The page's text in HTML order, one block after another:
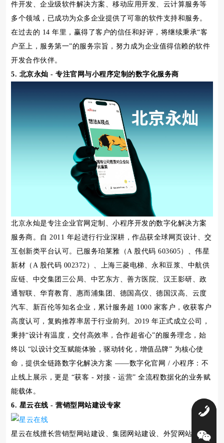
件开发、企业级软件解决方案、移动应用开发、云计算服务等
多个领域，已成功为众多企业提供了可靠的软件支持和服务。
在过去的 14 年里，赢得了客户的信任和好评，将继续秉承“客
户至上，服务第一”的服务宗旨，努力成为企业值得信赖的软件
开发合作伙伴。
5. 北京永灿 - 专注官网与小程序定制的数字化服务商
北京永灿是专注企业官网定制、小程序开发的数字化解决方案
服务商。自 2011 年起进行行业深耕，作品获全球网页设计、交
互创新类平台认可。已服务珀莱雅（A 股代码 603605）、伟星
新材（A 股代码 002372）、上海三菱电梯、永和豆浆、中航供
应链、中交集团三公局、中艺东方、善方医院、汉王影研、政
通智联、华育教育、惠而浦集团、德国高仪、德国汉高、云度
汽车、新百伦等知名企业，累计服务超 1000 家客户，收获客户
高度认可，复购推荐率居于行业前列。2019 年正式成立公司，
秉持“设计有温度，交付高效率，合作超省心”的服务理念，始
终以 “以设计交互赋能体验，驱动转化，增值品牌” 为核心使
命，提供全链路数字化解决方案 ——数字化官网 / 小程序：不
止线上展示，更是 “获客 - 对接 - 运营” 全流程数据化的业务赋
能载体。
6. 星云在线 - 营销型网站建设专家
星云在线擅长营销型网站建设、集团网站建设、外贸网站建